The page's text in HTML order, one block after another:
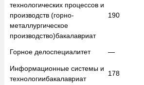
технологических процессов и
производств (горно-
металлургическое
производство)бакалавриат
190
Горное делоспециалитет —
Информационные системы и
технологиибакалавриат
178